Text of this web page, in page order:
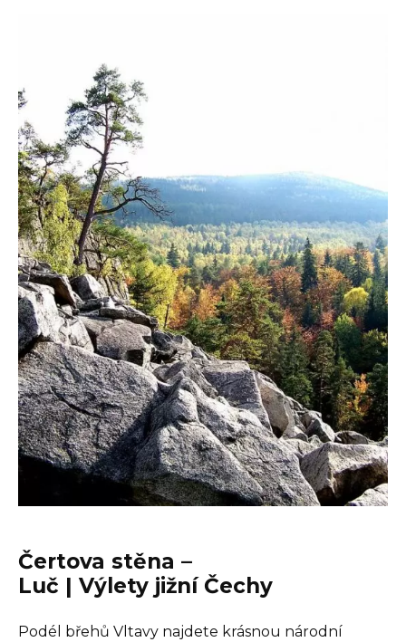
Čertova stěna –
Luč | Výlety jižní Čechy
Podél břehů Vltavy najdete krásnou národní